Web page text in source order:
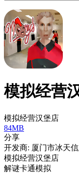
模拟经营
模拟经营汉堡店
84MB
分享
开发商: 厦门市冰天
模拟经营汉堡店
解谜卡通模拟